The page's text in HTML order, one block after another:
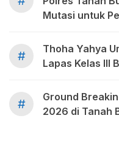
Mutasi untuk
#
Thoha Yahya
Lapas Kelas III
#
Ground
2026 di Tanah